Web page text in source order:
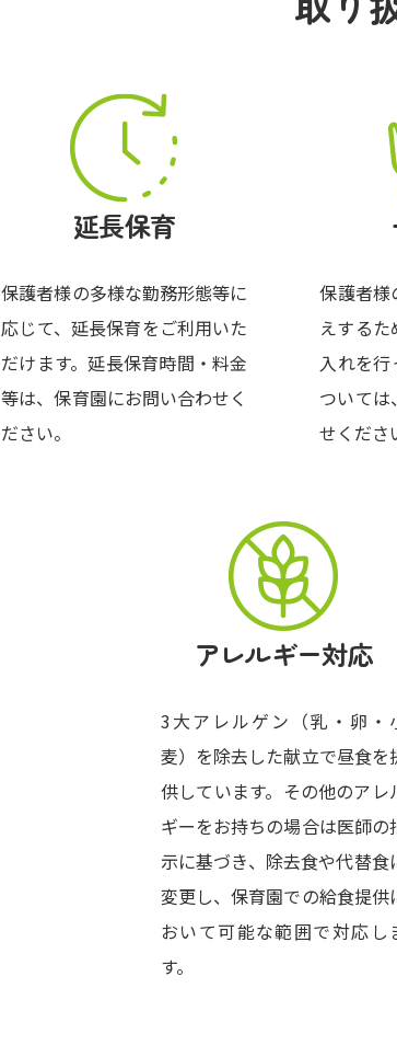
延長保育
保護者様の多様な勤務形態等に
応じて、延長保育をご利用いた
だけます。延長保育時間・料金
等は、保育園にお問い合わせく
ださい。
保護者様
えする
入れを行
ついては
せくださ
アレルギー対応
3大アレルゲン（乳・卵・
麦）を除去した献立で昼食を
供しています。その他のアレ
ギーをお持ちの場合は医師の
示に基づき、除去食や代替食
変更し、保育園での給食提供
おいて可能な範囲で対応し
す。